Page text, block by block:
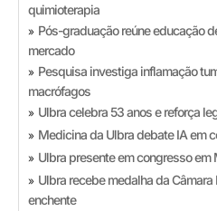
quimioterapia
» Pós-graduação reúne educação
mercado
» Pesquisa investiga inflamação
macrófagos
» Ulbra celebra 53 anos e reforça
» Medicina da Ulbra debate IA em
» Ulbra presente em congresso em
» Ulbra recebe medalha da
enchente